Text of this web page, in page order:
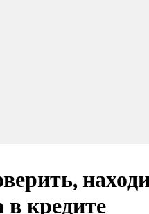
кредите